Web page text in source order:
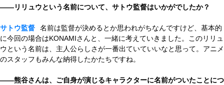
——リリュウという名前について、サトウ監督はいかがでしたか？
サトウ監督
名前は監督が決めるとか思われがちなんですけど、基本的
に今回の場合はKONAMIさんと、一緒に考えていきました。このリリュ
ウという名前は、主人公らしさが一番出ていていいなと思って。アニメ
のスタッフもみんな納得したかたちですね。
——熊谷さんは、ご自身が演じるキャラクターに名前がついたことにつ